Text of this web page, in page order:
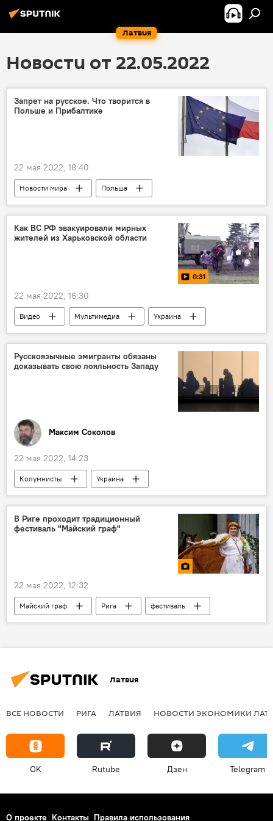
Латвия
Новости от 22.05.2022
Запрет на русское. Что творится в
Польше и Прибалтике
22 мая 2022, 18:40
Новости мира
Польша
Прибалтика
Как ВС РФ эвакуировали мирных
жителей из Харьковской области
0:31
22 мая 2022, 16:30
Видео Мультимедиа
Украина
Минобороны РФ
Русскоязычные эмигранты обязаны
доказывать свою лояльность Западу
Максим Соколов
22 мая 2022, 14:23
Колумнисты
Украина
Беженцы в Латвии и ЕС
Россия
В Риге проходит традиционный
фестиваль "Майский граф"
22 мая 2022, 12:32
Майский граф Рига
фестиваль
Фото
Мультимедиа
Латвия
ВСЕ НОВОСТИ РИГА ЛАТВИЯ НОВОСТИ ЭКОНОМИКИ
OK Rutube Дзен Telegram
О проекте Контакты Правила использования